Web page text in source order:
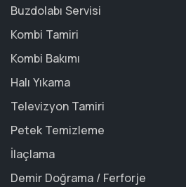
Buzdolabı Servisi
Kombi Tamiri
Kombi Bakımı
Halı Yıkama
Televizyon Tamiri
Petek Temizleme
İlaçlama
Demir Doğrama / Ferforje